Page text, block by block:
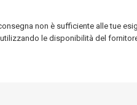
non è sufficiente alle tue
le disponibilità del